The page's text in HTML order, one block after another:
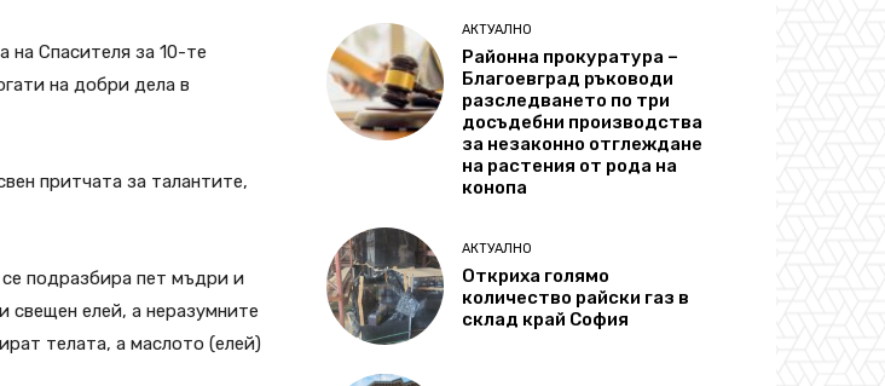
на Спасителя за 10-те
на добри дела в
притчата за талантите,
подразбира пет мъдри и
елей, а неразумните
телата, а маслото (елей)
АКТУАЛНО
Районна прокуратура –
Благоевград ръководи
разследването по три
досъдебни производства
за незаконно отглеждане
на растения от рода на
конопа
АКТУАЛНО
Откриха голямо
количество райски газ в
склад край София